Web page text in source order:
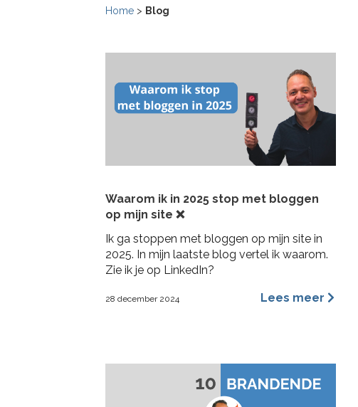
Home > Blog
Waarom ik in 2025 stop met bloggen
op mijn site ❌
Ik ga stoppen met bloggen op mijn site in
2025. In mijn laatste blog vertel ik waarom.
Zie ik je op LinkedIn?
28 december 2024 Lees meer